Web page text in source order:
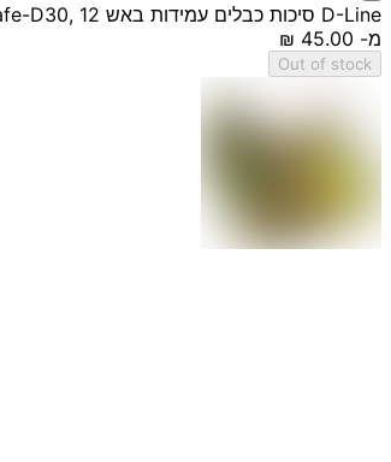
D-Line סיכות כבלים עמידות באש Safe-D30, 12 יחידות בחבילה
מ-
Out of stock